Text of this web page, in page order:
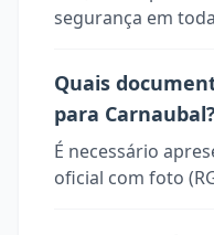
segurança em
Quais
para Carnaubal?
É necessário
oficial com foto